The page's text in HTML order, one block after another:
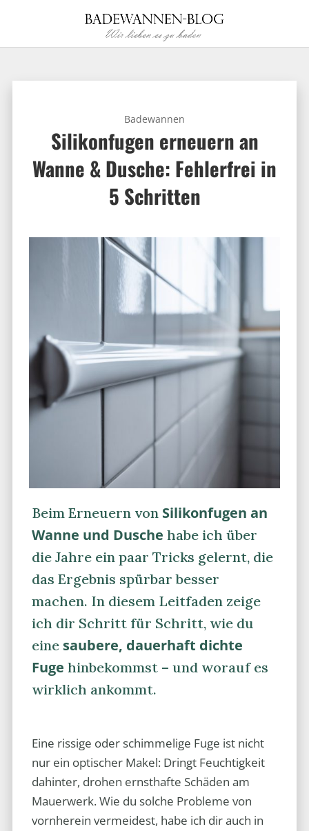
Silikonfugen erneuern an
Wanne & Dusche: Fehlerfrei in
5 Schritten
Badewannen
Beim Erneuern von Silikonfugen an
Wanne und Dusche habe ich über
die Jahre ein paar Tricks gelernt, die
das Ergebnis spürbar besser
machen. In diesem Leitfaden zeige
ich dir Schritt für Schritt, wie du
eine saubere, dauerhaft dichte
Fuge hinbekommst – und worauf es
wirklich ankommt.
Eine rissige oder schimmelige Fuge ist nicht
nur ein optischer Makel: Dringt Feuchtigkeit
dahinter, drohen ernsthafte Schäden am
Mauerwerk. Wie du solche Probleme von
vornherein vermeidest, habe ich dir auch in